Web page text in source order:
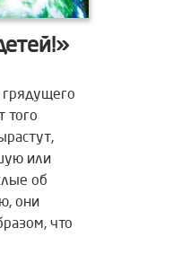
грядущего
того
или
об
они
что